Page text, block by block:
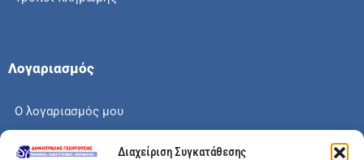
Διαχείριση Συγκατάθεσης
Λογαριασμός
Ο λογαριασμός μου
Το καλάθι μου